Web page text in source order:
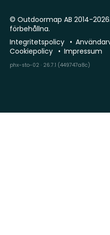
© Outdoormap AB 2014-
förbehållna.
Integritetspolicy
Cookiepolicy
Impressum
phx-sto-02 · 26.7.1 (449747a8c)